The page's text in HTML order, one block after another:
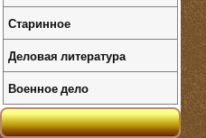
Старинное
Деловая литература
Военное дело